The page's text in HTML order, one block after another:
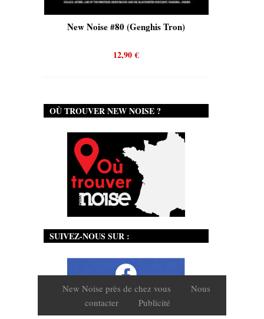
New Noise #80 (Genghis Tron)
12,90€
OÙ TROUVER NEW NOISE ?
SUIVEZ-NOUS SUR :
New Noise près de chez vous
Nous
contacter
Publicité